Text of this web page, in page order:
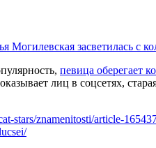
Могилевская засветилась
певица оберегает
лиц в соцсетях,
stars/znamenitosti/article-